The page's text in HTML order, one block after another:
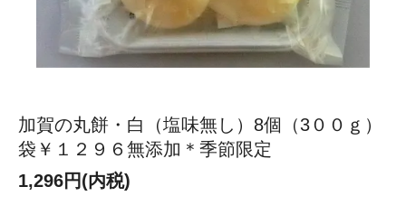
加賀の丸餅・白（塩味無し）8個（3００ｇ）
袋￥１２９６無添加＊季節限定
1,296円(内税)